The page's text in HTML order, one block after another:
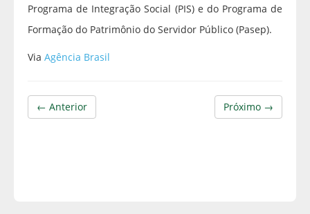
Programa de Integração Social (PIS) e do Programa de
Formação do Patrimônio do Servidor Público (Pasep).
Via Agência Brasil
Próximo →
← Anterior